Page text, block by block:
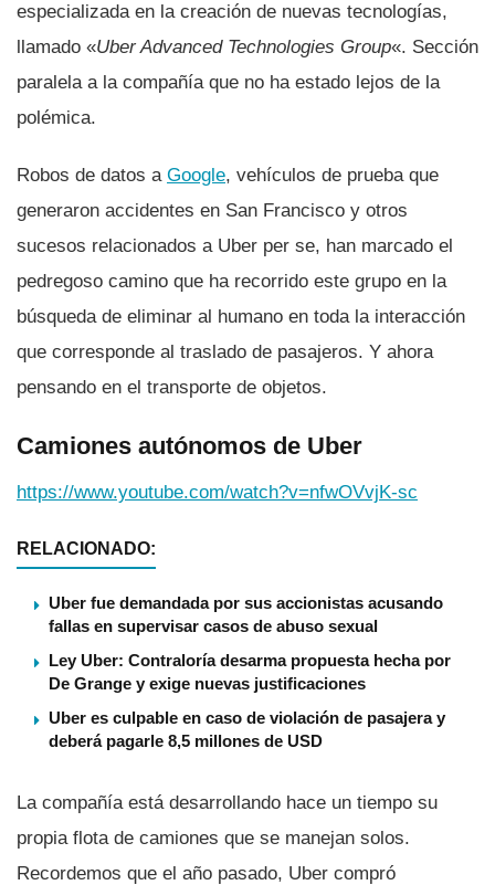
especializada en la creación de nuevas tecnologí­as,
llamado «Uber Advanced Technologies Group«. Sección
paralela a la compañí­a que no ha estado lejos de la
polémica.
Robos de datos a Google, vehí­culos de prueba que
generaron accidentes en San Francisco y otros
sucesos relacionados a Uber per se, han marcado el
pedregoso camino que ha recorrido este grupo en la
búsqueda de eliminar al humano en toda la interacción
que corresponde al traslado de pasajeros. Y ahora
pensando en el transporte de objetos.
Camiones autónomos de Uber
https://www.youtube.com/watch?v=nfwOVvjK-sc
RELACIONADO:
Uber fue demandada por sus accionistas acusando
fallas en supervisar casos de abuso sexual
Ley Uber: Contraloría desarma propuesta hecha por
De Grange y exige nuevas justificaciones
Uber es culpable en caso de violación de pasajera y
deberá pagarle 8,5 millones de USD
La compañí­a está desarrollando hace un tiempo su
propia flota de camiones que se manejan solos.
Recordemos que el año pasado, Uber compró